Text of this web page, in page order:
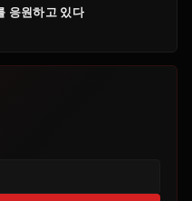
응원하고 있다